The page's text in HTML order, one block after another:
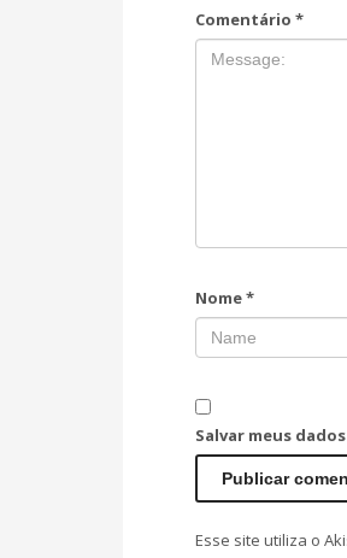
Comentário *
Nome*
Salvar meus
Esse site utiliza o